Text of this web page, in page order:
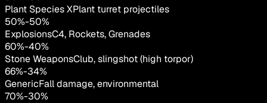
Plant Species XPlant turret projectiles
50%-50%
ExplosionsC4, Rockets, Grenades
60%-40%
Stone WeaponsClub, slingshot (high torpor)
66%-34%
GenericFall damage, environmental
70%-30%